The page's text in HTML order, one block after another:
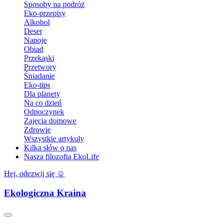
Sposoby na podróż
Eko-przepisy
Alkohol
Deser
Napoje
Obiad
Przekąski
Przetwory
Śniadanie
Eko-tips
Dla planety
Na co dzień
Odpoczynek
Zajęcia domowe
Zdrowie
Wszystkie artykuły
Kilka słów o nas
Nasza filozofia EkoLife
Hej, odezwij się ☺️
Ekologiczna Kraina